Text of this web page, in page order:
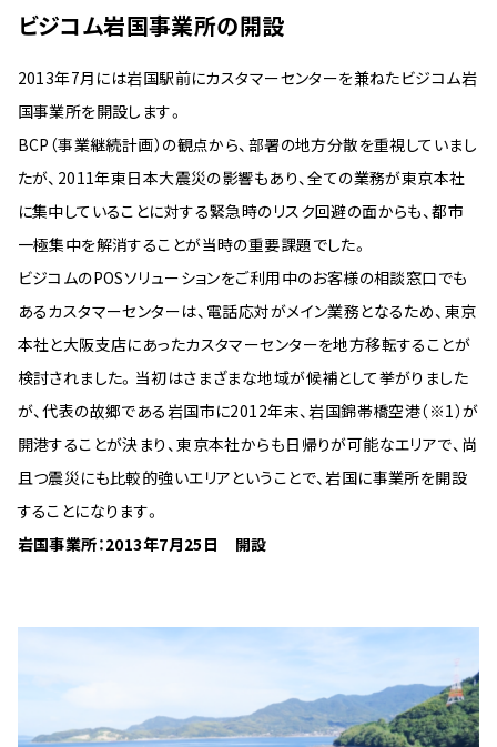
ビジコム岩国事業所の開設
2013年7月には岩国駅前にカスタマーセンターを兼ねたビジコム岩
国事業所を開設します。
BCP（事業継続計画）の観点から、部署の地方分散を重視していまし
たが、2011年東日本大震災の影響もあり、全ての業務が東京本社
に集中していることに対する緊急時のリスク回避の面からも、都市
一極集中を解消することが当時の重要課題でした。
ビジコムのPOSソリューションをご利用中のお客様の相談窓口でも
あるカスタマーセンターは、電話応対がメイン業務となるため、東京
本社と大阪支店にあったカスタマーセンターを地方移転することが
検討されました。当初はさまざまな地域が候補として挙がりました
が、代表の故郷である岩国市に2012年末、岩国錦帯橋空港（※1）が
開港することが決まり、東京本社からも日帰りが可能なエリアで、尚
且つ震災にも比較的強いエリアということで、岩国に事業所を開設
することになります。
岩国事業所：2013年7月25日 開設